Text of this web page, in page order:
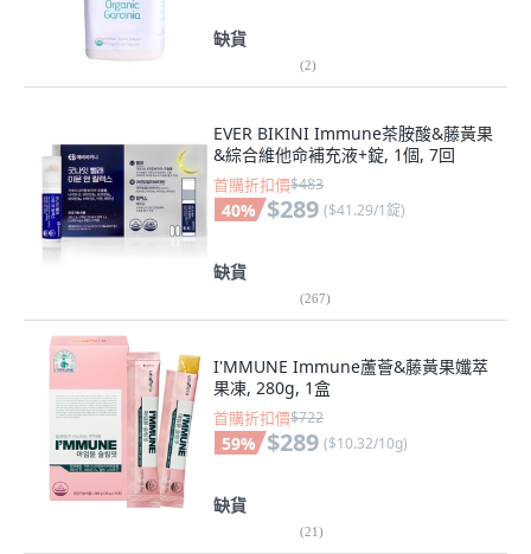
缺貨
(2)
EVER BIKINI Immune茶胺酸&藤黃果
&綜合維他命補充液+錠, 1個, 7回
首購折扣價$483
40% $289 ($41.29/1錠)
缺貨
(267)
I'MMUNE Immune蘆薈&藤黃果孅萃
果凍, 280g, 1盒
首購折扣價$722
59% $289 ($10.32/10g)
缺貨
(21)